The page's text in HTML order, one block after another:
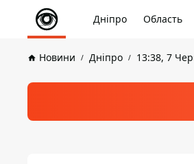
Дніпро Область
Новини Дніпро 13:38, 7